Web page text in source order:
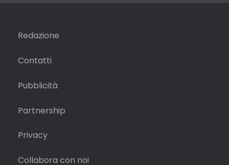
Redazione
Contatti
Pubblicità
Partnership
Privacy
Collabora con noi